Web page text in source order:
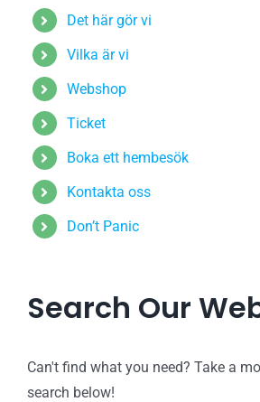
Det här gör vi
Vilka är vi
Webshop
Ticket
Boka ett hembesök
Kontakta oss
Don’t Panic
Search Our
Can't find what you need? Take a
search below!